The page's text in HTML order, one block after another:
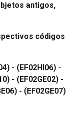
antigos,
códigos
- (EF02HI06) -
- (EF02GE02) -
6) - (EF02GE07)